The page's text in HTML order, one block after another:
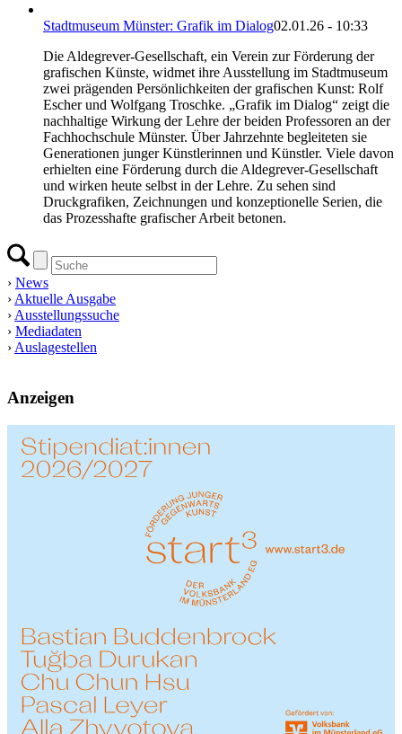
Stadtmuseum Münster: Grafik im Dialog02.01.26 - 10:33
Die Aldegrever-Gesellschaft, ein Verein zur Förderung der
grafischen Künste, widmet ihre Ausstellung im Stadtmuseum
zwei prägenden Persönlichkeiten der grafischen Kunst: Rolf
Escher und Wolfgang Troschke. „Grafik im Dialog“ zeigt die
nachhaltige Wirkung der Lehre der beiden Professoren an der
Fachhochschule Münster. Über Jahrzehnte begleiteten sie
Generationen junger Künstlerinnen und Künstler. Viele davon
erhielten eine Förderung durch die Aldegrever-Gesellschaft
und wirken heute selbst in der Lehre. Zu sehen sind
Druckgrafiken, Zeichnungen und konzeptionelle Serien, die
das Prozesshafte grafischer Arbeit betonen.
› News
› Aktuelle Ausgabe
› Ausstellungssuche
› Mediadaten
› Auslagestellen
Anzeigen